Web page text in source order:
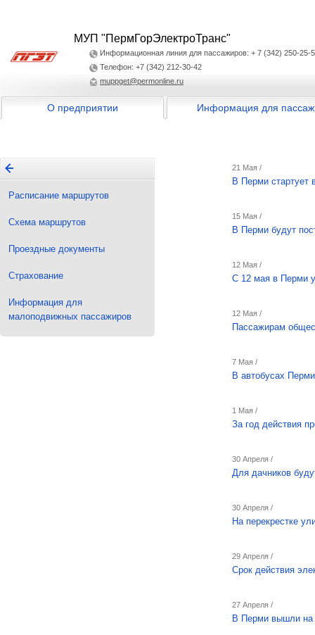
МУП "ПермГорЭлектроТранс"
Информационная линия для пассажиров: + 7 (342) 250-25-
Телефон: +7 (342) 212-30-42
muppget@permonline.ru
О предприятии Информация для
Расписание маршрутов
Схема маршрутов
Проездные документы
Страхование
Информация для
малоподвижных пассажиров
21 Мая /
В Перми стартует
15 Мая /
В Перми будут
12 Мая /
С 12 мая в Перми
12 Мая /
Пассажирам
7 Мая /
В автобусах
1 Мая /
За год действия
30 Апреля /
Для дачников
30 Апреля /
На перекрестке
29 Апреля /
Срок действия
27 Апреля /
В Перми вышли на